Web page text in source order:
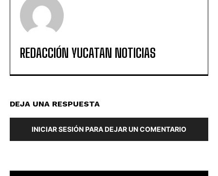
REDACCIÓN YUCATAN NOTICIAS
DEJA UNA RESPUESTA
INICIAR SESIÓN PARA DEJAR UN COMENTARIO